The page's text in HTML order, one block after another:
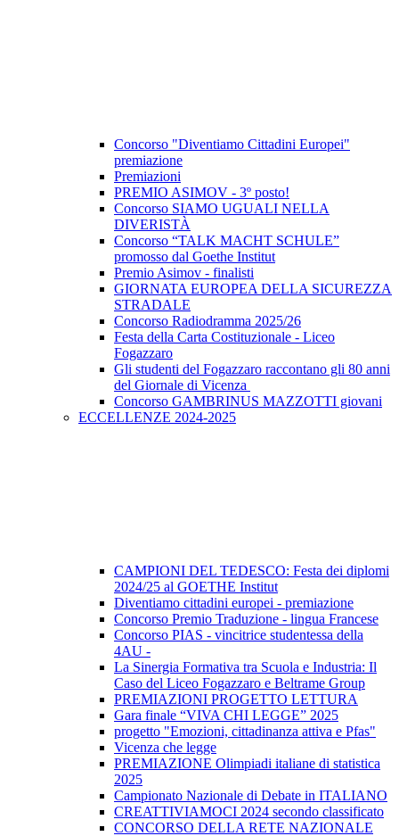
Concorso "Diventiamo Cittadini Europei"
premiazione
Premiazioni
PREMIO ASIMOV - 3º posto!
Concorso SIAMO UGUALI NELLA
DIVERISTÀ
Concorso “TALK MACHT SCHULE”
promosso dal Goethe Institut
Premio Asimov - finalisti
GIORNATA EUROPEA DELLA SICUREZZA
STRADALE
Concorso Radiodramma 2025/26
Festa della Carta Costituzionale - Liceo
Fogazzaro
Gli studenti del Fogazzaro raccontano gli 80 anni
del Giornale di Vicenza
Concorso GAMBRINUS MAZZOTTI giovani
ECCELLENZE 2024-2025
CAMPIONI DEL TEDESCO: Festa dei diplomi
2024/25 al GOETHE Institut
Diventiamo cittadini europei - premiazione
Concorso Premio Traduzione - lingua Francese
Concorso PIAS - vincitrice studentessa della
4AU -
La Sinergia Formativa tra Scuola e Industria: Il
Caso del Liceo Fogazzaro e Beltrame Group
PREMIAZIONI PROGETTO LETTURA
Gara finale “VIVA CHI LEGGE” 2025
progetto "Emozioni, cittadinanza attiva e Pfas"
Vicenza che legge
PREMIAZIONE Olimpiadi italiane di statistica
2025
Campionato Nazionale di Debate in ITALIANO
CREATTIVIAMOCI 2024 secondo classificato
CONCORSO DELLA RETE NAZIONALE